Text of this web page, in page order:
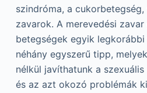
szindróma, a
zavarok. A merevedési
betegségek egyik
néhány egyszerű tipp,
nélkül javíthatunk a
és az azt okozó problémák